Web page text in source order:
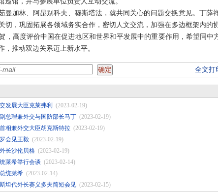
曼加林、阿昆别科夫、穆斯塔法，就共同关心的问题交换意见。丁薛
切，巩固拓展各领域务实合作，密切人文交流，加强在多边框架内的
，高度评价中国在促进地区和世界和平发展中的重要作用，希望同中
推动双边关系迈上新水平。
全文打
发展大臣克莱弗利
(2023-02-19)
总理兼外交与国防部长马丁 (2023-02-19)
相兼外交大臣胡克斯特拉 (2023-02-19)
会见王毅 (2023-02-19)
长沙伦贝格 (2023-02-19)
莱希举行会谈 (2023-02-14)
统莱希 (2023-02-14)
坦代外长赛义多夫简短会见 (2023-02-15)